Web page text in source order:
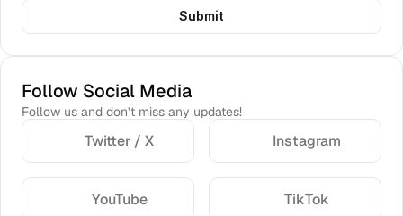
Submit
Follow Social Media
Follow us and don’t miss any updates!
Twitter / X Instagram
YouTube TikTok